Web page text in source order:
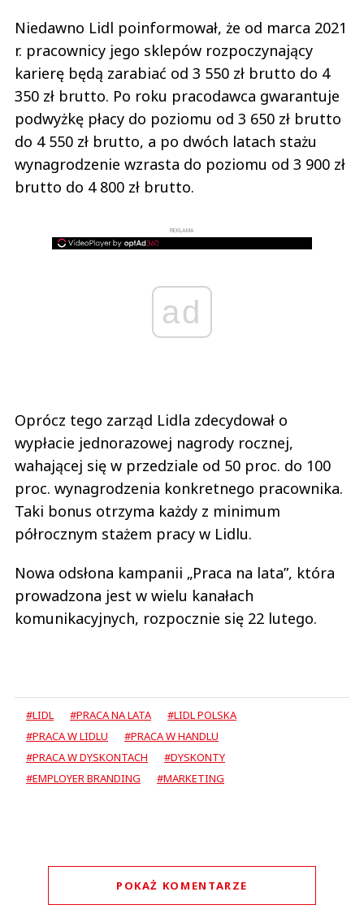
Niedawno Lidl poinformował, że od marca 2021
r. pracownicy jego sklepów rozpoczynający
karierę będą zarabiać od 3 550 zł brutto do 4
350 zł brutto. Po roku pracodawca gwarantuje
podwyżkę płacy do poziomu od 3 650 zł brutto
do 4 550 zł brutto, a po dwóch latach stażu
wynagrodzenie wzrasta do poziomu od 3 900 zł
brutto do 4 800 zł brutto.
REKLAMA
ad
Oprócz tego zarząd Lidla zdecydował o
wypłacie jednorazowej nagrody rocznej,
wahającej się w przedziale od 50 proc. do 100
proc. wynagrodzenia konkretnego pracownika.
Taki bonus otrzyma każdy z minimum
półrocznym stażem pracy w Lidlu.
Nowa odsłona kampanii „Praca na lata”, która
prowadzona jest w wielu kanałach
komunikacyjnych, rozpocznie się 22 lutego.
#LIDL #PRACA NA LATA
#LIDL POLSKA
#PRACA W LIDLU
#PRACA W HANDLU
#PRACA W DYSKONTACH
#DYSKONTY
#EMPLOYER BRANDING
#MARKETING
POKAŻ KOMENTARZE